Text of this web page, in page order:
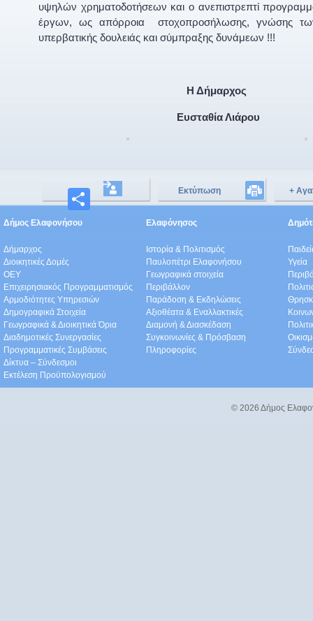
υψηλών χρηματοδοτήσεων και ο ανεπιστρεπτί
έργων, ως απόρροια στοχοπροσήλωσης, γνώσης
υπερβατικής δουλειάς και σύμπραξης δυνάμεων !!!
Η Δήμαρχος
Ευσταθία Λιάρου
Μοιραστείτε
Εκτύπωση +
Δήμος Ελαφονήσου
Δήμαρχος
Διοικητικές Δομές
ΟEΥ
Επιχειρησιακός Προγραμματισμός
Αρμοδιότητες Υπηρεσιών
Δημογραφικά Στοιχεία
Γεωγραφικά & Διοικητικά Όρια
Διαδημοτικές Συνεργασίες
Προγραμματικές Συμβάσεις
Δίκτυα – Σύνδεσμοι
Εκτέλεση Προϋπολογισμού
Ελαφόνησος
Ιστορία & Πολιτισμός
Παυλοπέτρι Ελαφονήσου
Γεωγραφικά στοιχεία
Περιβάλλον
Παράδοση & Εκδηλώσεις
Αξιοθέατα & Eναλλακτικές
Διαμονή & Διασκέδαση
Συγκοινωνίες & Πρόσβαση
Πληροφορίες
Υγεία
© 2026 Δήμος